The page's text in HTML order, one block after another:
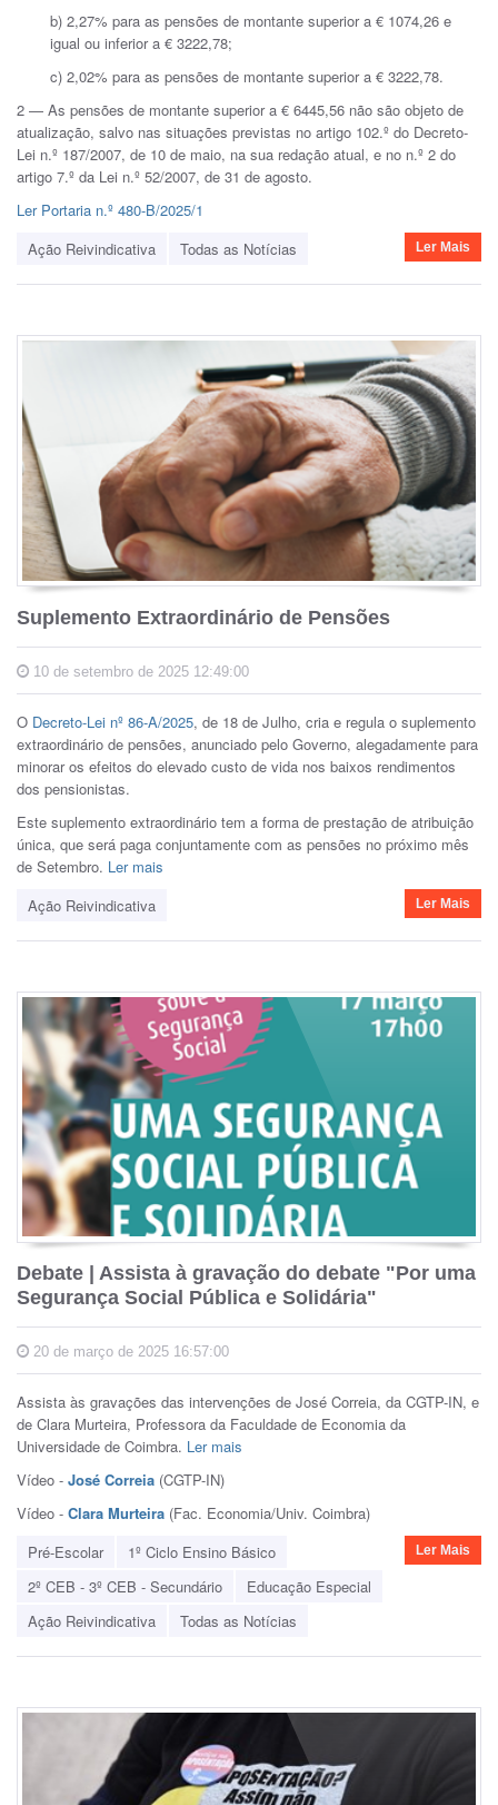
b) 2,27% para as pensões de montante superior a € 1074,26 e
igual ou inferior a € 3222,78;
c) 2,02% para as pensões de montante superior a € 3222,78.
2 — As pensões de montante superior a € 6445,56 não são objeto de
atualização, salvo nas situações previstas no artigo 102.º do Decreto-
Lei n.º 187/2007, de 10 de maio, na sua redação atual, e no n.º 2 do
artigo 7.º da Lei n.º 52/2007, de 31 de agosto.
Ler Portaria n.º 480-B/2025/1
Ação Reivindicativa
Todas as Notícias Ler Mais
Suplemento Extraordinário de Pensões
10 de setembro de 2025 12:49:00
O Decreto-Lei nº 86-A/2025, de 18 de Julho, cria e regula o suplemento
extraordinário de pensões, anunciado pelo Governo, alegadamente para
minorar os efeitos do elevado custo de vida nos baixos rendimentos
dos pensionistas.
Este suplemento extraordinário tem a forma de prestação de atribuição
única, que será paga conjuntamente com as pensões no próximo mês
de Setembro. Ler mais
Ação Reivindicativa
Ler Mais
Debate | Assista à gravação do debate "Por uma
Segurança Social Pública e Solidária"
20 de março de 2025 16:57:00
Assista às gravações das intervenções de José Correia, da CGTP-IN, e
de Clara Murteira, Professora da Faculdade de Economia da
Universidade de Coimbra. Ler mais
Vídeo - José Correia (CGTP-IN)
Vídeo - Clara Murteira (Fac. Economia/Univ. Coimbra)
Pré-Escolar
1º Ciclo Ensino Básico
2º CEB - 3º CEB - Secundário
Educação Especial
Ação Reivindicativa
Todas as Notícias
Ler Mais